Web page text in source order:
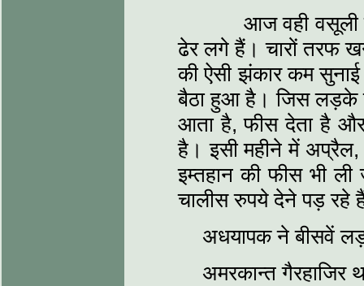
आज वही वसूली
ढेर लगे हैं। चारों तरफ
की ऐसी झंकार कम
बैठा हुआ है। जिस लड़के
आता है, फीस देता है और
है। इसी महीने में
इम्तहान की फीस भी
चालीस रुपये देने पड़ रहे
अधयापक ने बीसवें
अमरकान्त गैरहाजिर